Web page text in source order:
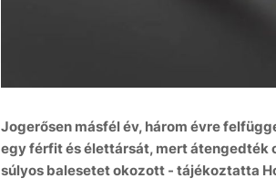
Jogerősen másfél év, három évre
egy férfit és élettársát, mert átengedték
súlyos balesetet okozott - tájékoztatta